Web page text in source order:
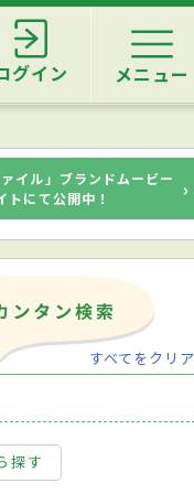
グイン メニュー
ァイル」ブランドムービー
トにて公開中！
›
すべてをクリア
探す